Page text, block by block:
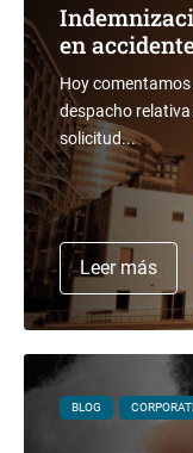
en
Hoy
despacho
solicitud...
Leer más
BLOG